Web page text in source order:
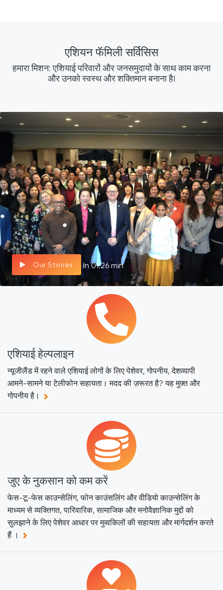
एशियन फॅमिली सर्विसिस
हमारा मिशन: एशियाई परिवारों और जनसमुदायों के साथ काम करना
और उनको स्वस्थ और शक्तिमान बनाना हैI
Our Stories In 01:26 min
एशियाई हेल्पलाइन
न्यूजीलैंड में रहने वाले एशियाई लोगों के लिए पेशेवर, गोपनीय, देशव्यापी
आमने-सामने या टेलीफोन सहायता। मदद की ज़रूरत है? यह मुफ़्त और
गोपनीय है।
जुए के नुकसान को कम करें
फेस-टू-फेस काउन्सेलिंग, फोन काउंसलिंग और वीडियो काउन्सेलिंग के
माध्यम से व्यक्तिगत, पारिवारिक, सामाजिक और मनोवैज्ञानिक मुद्दों को
सुलझाने के लिए पेशेवर आधार पर मुव्वकिलों की सहायता और मार्गदर्शन करते
हैं ।